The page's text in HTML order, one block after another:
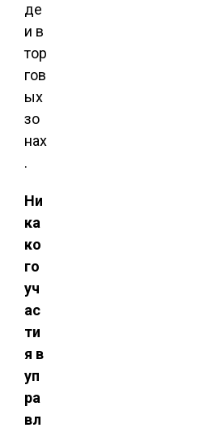
де
и в
тор
гов
ых
зо
нах
.
Ни
ка
ко
го
уч
ас
ти
я в
уп
ра
вл